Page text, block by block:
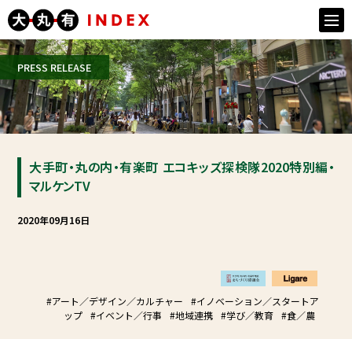
PRESS RELEASE
大手町・丸の内・有楽町 エコキッズ探検隊2020特別編・
マルケンTV
2020年09月16日
#アート／デザイン／カルチャー
#イノベーション／スタートア
ップ
#イベント／行事 #地域連携 #学び／教育 #食／農